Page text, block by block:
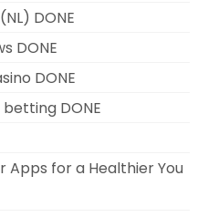
DONE
DONE
DONE
DONE
Apps for a Healthier You